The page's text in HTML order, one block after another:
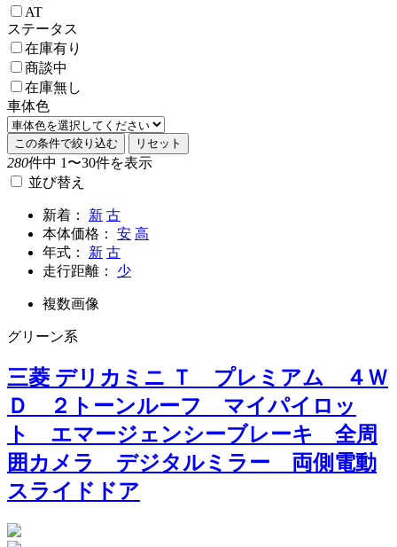
AT
ステータス
在庫有り
商談中
在庫無し
車体色
この条件で絞り込む リセット
280件中 1〜30件を表示
並び替え
新着： 新 古
本体価格： 安 高
年式： 新 古
走行距離： 少
複数画像
グリーン系
三菱 デリカミニ Ｔ プレミアム ４Ｗ
Ｄ ２トーンルーフ マイパイロッ
ト エマージェンシーブレーキ 全周
囲カメラ デジタルミラー 両側電動
スライドドア